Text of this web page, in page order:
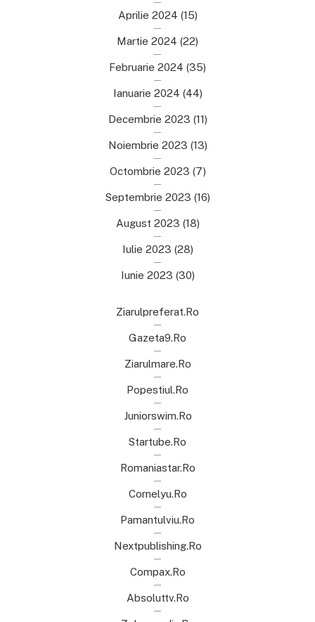
Aprilie 2024 (15)
Martie 2024 (22)
Februarie 2024 (35)
Ianuarie 2024 (44)
Decembrie 2023 (11)
Noiembrie 2023 (13)
Octombrie 2023 (7)
Septembrie 2023 (16)
August 2023 (18)
Iulie 2023 (28)
Iunie 2023 (30)
Ziarulpreferat.ro
Gazeta9.ro
Ziarulmare.ro
Popestiul.ro
Juniorswim.ro
Startube.ro
Romaniastar.ro
Cornelyu.ro
Pamantulviu.ro
Nextpublishing.ro
Compax.ro
Absoluttv.ro